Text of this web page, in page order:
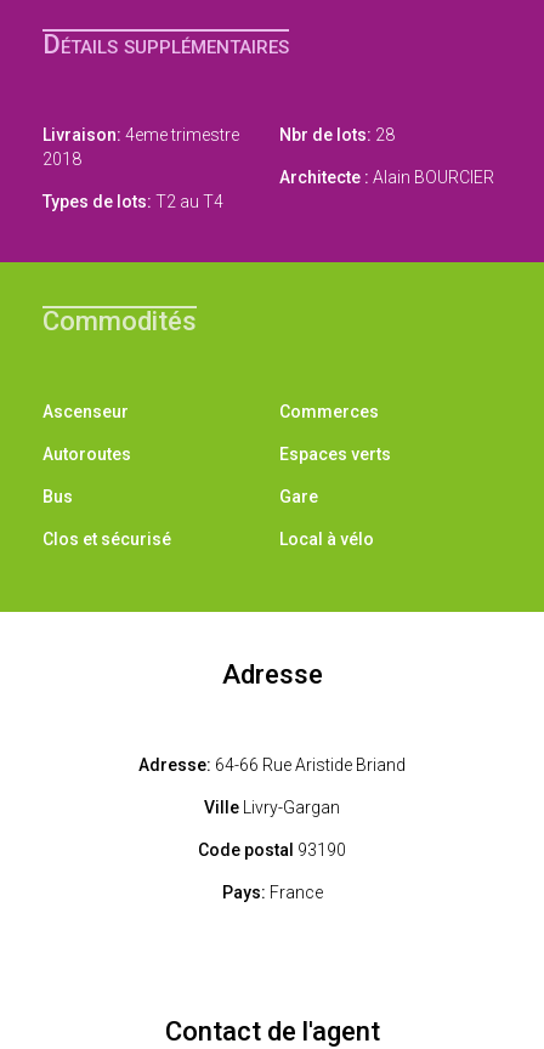
Détails supplémentaires
Livraison: 4eme trimestre
2018
Types de lots: T2 au T4
Nbr de lots: 28
Architecte : Alain BOURCIER
Commodités
Ascenseur
Autoroutes
Bus
Clos et sécurisé
Commerces
Espaces verts
Gare
Local à vélo
Adresse
Adresse: 64-66 Rue Aristide Briand
Ville Livry-Gargan
Code postal 93190
Pays: France
Contact de l'agent